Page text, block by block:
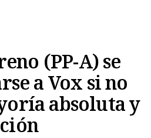
(PP-A) se
a Vox si no
absoluta y